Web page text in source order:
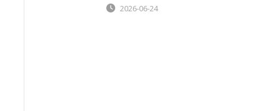
2026-06-24